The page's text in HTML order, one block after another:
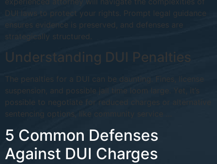
DUI laws to protect your rights. Prompt legal guidance
ensures evidence is preserved, and defenses are
strategically structured.
Understanding DUI Penalties
The penalties for a DUI can be daunting. Fines, license
suspension, and possible jail time loom large. Yet, it’s
possible to negotiate for reduced charges or alternative
sentencing options, like community service …
5 Common Defenses
Against DUI Charges